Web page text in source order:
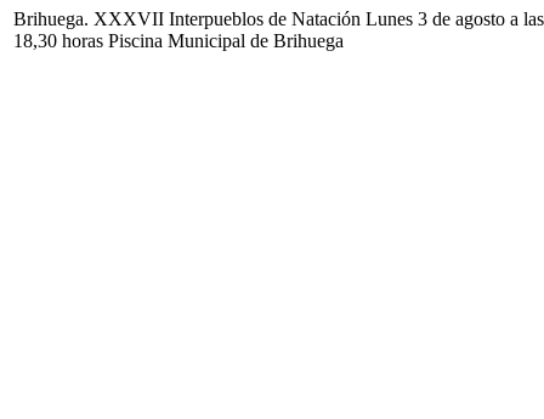
Brihuega. XXXVII Interpueblos de Natación Lunes 3 de agosto a las
18,30 horas Piscina Municipal de Brihuega